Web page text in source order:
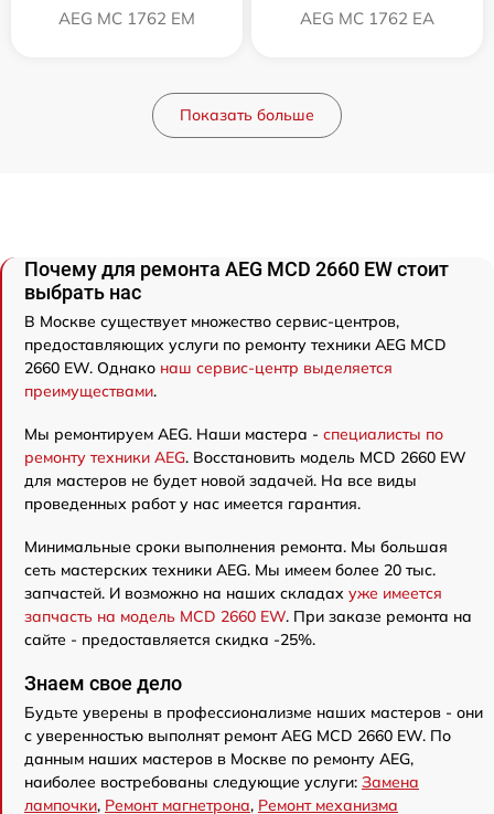
AEG MC 1762 EM AEG MC 1762 EA
Показать больше
Почему для ремонта AEG MCD 2660 EW стоит
выбрать нас
В Москве существует множество сервис-центров,
предоставляющих услуги по ремонту техники AEG MCD
2660 EW. Однако наш сервис-центр выделяется
преимуществами.
Мы ремонтируем AEG. Наши мастера - специалисты по
ремонту техники AEG. Восстановить модель MCD 2660 EW
для мастеров не будет новой задачей. На все виды
проведенных работ у нас имеется гарантия.
Минимальные сроки выполнения ремонта. Мы большая
сеть мастерских техники AEG. Мы имеем более 20 тыс.
запчастей. И возможно на наших складах уже имеется
запчасть на модель MCD 2660 EW. При заказе ремонта на
сайте - предоставляется скидка -25%.
Знаем свое дело
Будьте уверены в профессионализме наших мастеров - они
с уверенностью выполнят ремонт AEG MCD 2660 EW. По
данным наших мастеров в Москве по ремонту AEG,
наиболее востребованы следующие услуги: Замена
лампочки, Ремонт магнетрона, Ремонт механизма